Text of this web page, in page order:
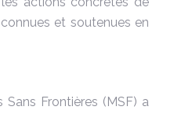
et soutenues en
Sans Frontières (MSF) a